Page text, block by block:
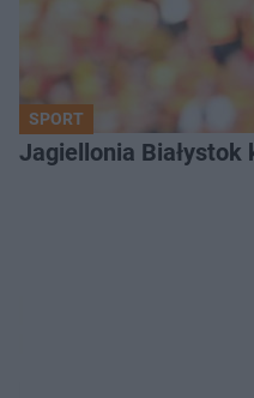
SPORT
Jagiellonia Białystok